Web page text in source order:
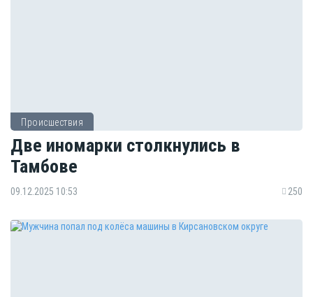
Происшествия
Две иномарки столкнулись в
Тамбове
09.12.2025 10:53 250